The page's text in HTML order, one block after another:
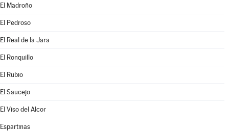
El Madroño
El Pedroso
El Real de la Jara
El Ronquillo
El Rubio
El Saucejo
El Viso del Alcor
Espartinas